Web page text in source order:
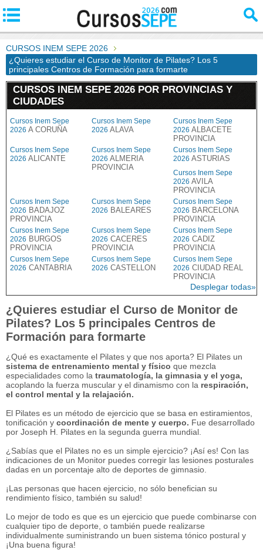
CURSOS INEM SEPE 2026
¿Quieres estudiar el Curso de Monitor de Pilates? Los 5
principales Centros de Formación para formarte
CURSOS INEM SEPE 2026 POR PROVINCIAS Y
CIUDADES
Cursos Inem Sepe
2026 A CORUÑA
Cursos Inem Sepe
2026 ALAVA
Cursos Inem Sepe
2026 ALBACETE
PROVINCIA
Cursos Inem Sepe
2026 ALICANTE
Cursos Inem Sepe
2026 ALMERIA
PROVINCIA
Cursos Inem Sepe
2026 ASTURIAS
Cursos Inem Sepe
2026 AVILA
PROVINCIA
Cursos Inem Sepe
2026 BADAJOZ
PROVINCIA
Cursos Inem Sepe
2026 BALEARES
Cursos Inem Sepe
2026 BARCELONA
PROVINCIA
Cursos Inem Sepe
2026 BURGOS
PROVINCIA
Cursos Inem Sepe
2026 CACERES
PROVINCIA
Cursos Inem Sepe
2026 CADIZ
PROVINCIA
Cursos Inem Sepe
2026 CANTABRIA
Cursos Inem Sepe
2026 CASTELLON
Cursos Inem Sepe
2026 CIUDAD REAL
PROVINCIA
Desplegar todas»
¿Quieres estudiar el Curso de Monitor de
Pilates? Los 5 principales Centros de
Formación para formarte
¿Qué es exactamente el Pilates y que nos aporta? El Pilates un
sistema de entrenamiento mental y físico que mezcla
especialidades como la traumatología, la gimnasia y el yoga,
acoplando la fuerza muscular y el dinamismo con la respiración,
el control mental y la relajación.
El Pilates es un método de ejercicio que se basa en estiramientos,
tonificación y coordinación de mente y cuerpo. Fue desarrollado
por Joseph H. Pilates en la segunda guerra mundial.
¿Sabías que el Pilates no es un simple ejercicio? ¡Así es! Con las
indicaciones de un Monitor puedes corregir las lesiones posturales
dadas en un porcentaje alto de deportes de gimnasio.
¡Las personas que hacen ejercicio, no sólo benefician su
rendimiento físico, también su salud!
Lo mejor de todo es que es un ejercicio que puede combinarse con
cualquier tipo de deporte, o también puede realizarse
individualmente suministrando un buen sistema tónico postural y
¡Una buena figura!